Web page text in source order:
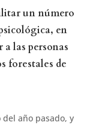
un número
en
las personas
forestales de
del año pasado, y